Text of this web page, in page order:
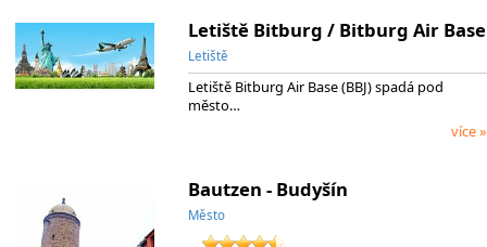
Letiště Bitburg / Bitburg Air Base
Letiště
Letiště Bitburg Air Base (BBJ) spadá pod
město…
více »
Bautzen - Budyšín
Město